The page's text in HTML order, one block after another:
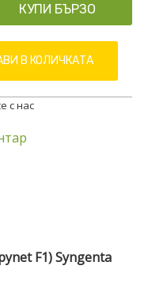
КУПИ БЪРЗО
В КОЛИЧКАТА
с нас
F1) Syngenta